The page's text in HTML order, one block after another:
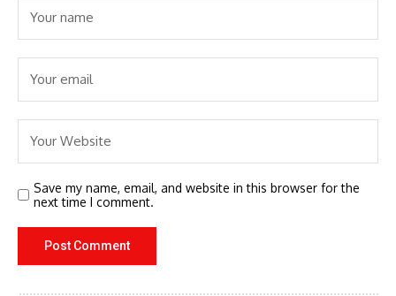
Save my name, email, and website in this browser for the
next time I comment.